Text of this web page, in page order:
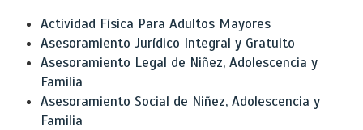
Actividad Física Para Adultos Mayores
Asesoramiento Jurídico Integral y Gratuito
Asesoramiento Legal de Niñez, Adolescencia y
Familia
Asesoramiento Social de Niñez, Adolescencia y
Familia